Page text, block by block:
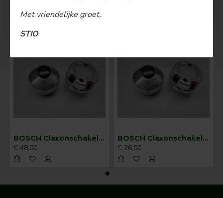
Met vriendelijke groet,
STIO
MEEST BEKEKEN
BOSCH Claxonschakelaar opbouw ⌀ 35 mm 0343013001
€ 48,00
BOSCH Claxonschakelaar opbouw ⌀26 mm 0343007001
€ 26,00